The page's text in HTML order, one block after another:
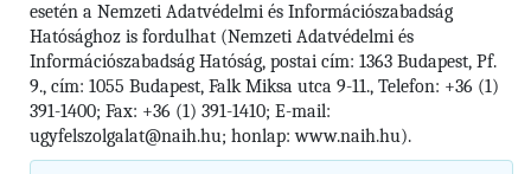
esetén a Nemzeti Adatvédelmi és Információszabadság
Hatósághoz is fordulhat (Nemzeti Adatvédelmi és
Információszabadság Hatóság, postai cím: 1363 Budapest, Pf.
9., cím: 1055 Budapest, Falk Miksa utca 9-11., Telefon: +36 (1)
391-1400; Fax: +36 (1) 391-1410; E-mail:
ugyfelszolgalat@naih.hu; honlap: www.naih.hu).